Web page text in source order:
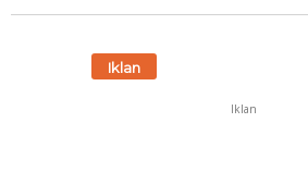
Iklan
Iklan